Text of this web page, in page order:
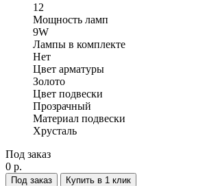
12
Мощность ламп
9W
Лампы в комплекте
Нет
Цвет арматуры
Золото
Цвет подвески
Прозрачный
Материал подвески
Хрусталь
Под заказ
0 р.
Под заказ
Купить в 1 клик